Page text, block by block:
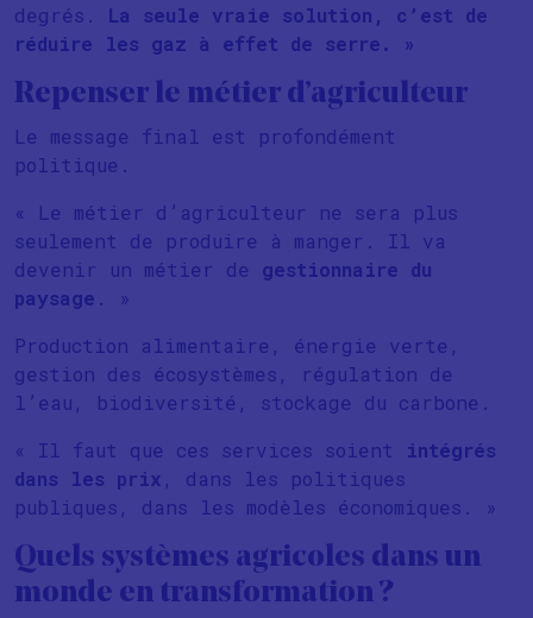
degrés.
La seule vraie solution, c’est de
réduire les gaz à effet de serre. »
Repenser le métier d’agriculteur
Le message final est profondément
politique.
« Le métier d’agriculteur ne sera plus
seulement de produire à manger. Il va
devenir un métier de gestionnaire du
paysage . »
Production alimentaire, énergie verte,
gestion des écosystèmes, régulation de
l’eau, biodiversité, stockage du carbone.
« Il faut que ces services soient intégrés
dans les prix , dans les politiques
publiques, dans les modèles économiques. »
Quels systèmes agricoles dans un
monde en transformation ?